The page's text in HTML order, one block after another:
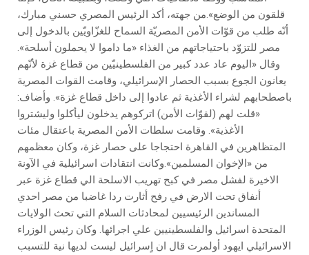
قلقون من الوضع».من جهته، أكد الرئيس المصري حسني مبارك،
أنّه طلب من قوّات الأمن المصريّة السماح للغزّاويّين بالدخول إلى
مصر للتزوّد باحتياجاتهم من الغذاء «ما داموا لا يحملون أسلحة».
وقال «اليوم عاد عدد كبير من الفلسطينيّين من قطاع غزة لأنّهم
يعانون الجوع بسبب الحصار الإسرائيلي، وقامت القوات المصرية
باصطحابهم لشراء الأغذية ثم عادوا إلى داخل قطاع غزة». وأضاف:
«قلت لهم (لقوّات الأمن) اتركوهم يدخلون ليأكلوا وليشتروا
الأغذية». وقامت سلطات الأمن المصرية باعتقال مئات
المتظاهرين في القاهرة احتجاجا على حصار غزة، وكان معظمهم
من «الإخوان المسلمين».وكانت انتقادات اسرائيلية في الآونة
الاخيرة لفشل مصر في كبح تهريب الاسلحة الي قطاع غزة عبر
أنفاق تحت الارض في رفح أثارت ردا غاضبا من مصر احدي
المساندين الرئيسيين لمحادثات السلام التي تحث الولايات
المتحدة اسرائيل والفلسطينيين علي اجرائها. وكان رئيس الوزراء
الاسرائيلي ايهود أولمرت قال ان اٍسرائيل ليست لديها نية للتسبب